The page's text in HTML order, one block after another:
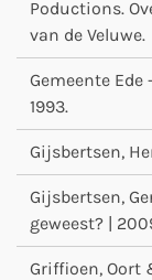
Poductions.
van de Veluwe.
Gemeente
1993.
Gijsbertsen,
Gijsbertsen,
geweest? |
Griffioen, Oort